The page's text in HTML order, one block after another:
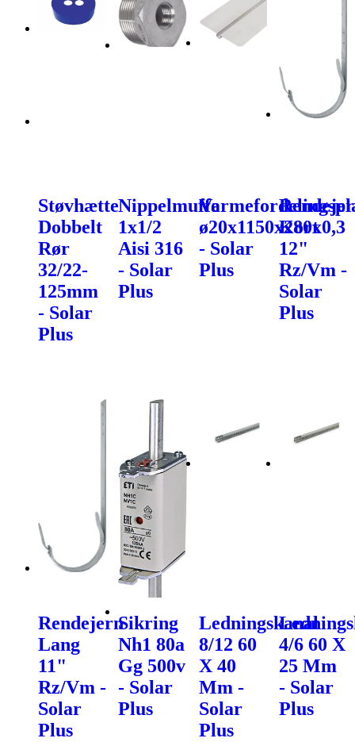
Støvhætte
Dobbelt
Rør
32/22-
125mm
- Solar
Plus
Nippelmuffe
1x1/2
Aisi 316
- Solar
Plus
ø20x1150x280x0,3
- Solar
Plus
Kort
12"
Rz/Vm -
Solar
Plus
Rendejern
Lang
11"
Rz/Vm -
Solar
Plus
Sikring
Nh1 80a
Gg 500v
- Solar
Plus
Ledningskanal
8/12 60
X 40
Mm -
Solar
Plus
4/6 60 X
25 Mm
- Solar
Plus